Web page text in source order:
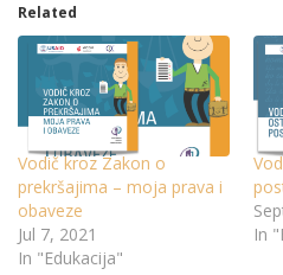
Related
Vodič kroz Zakon o
prekršajima – moja prava i
obaveze
Jul 7, 2021
In "Edukacija"
In